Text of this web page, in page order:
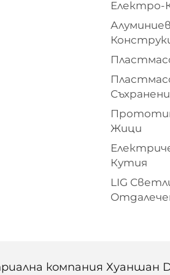
Електро-
Жици
Кутия
LIG
компания Хуаншан